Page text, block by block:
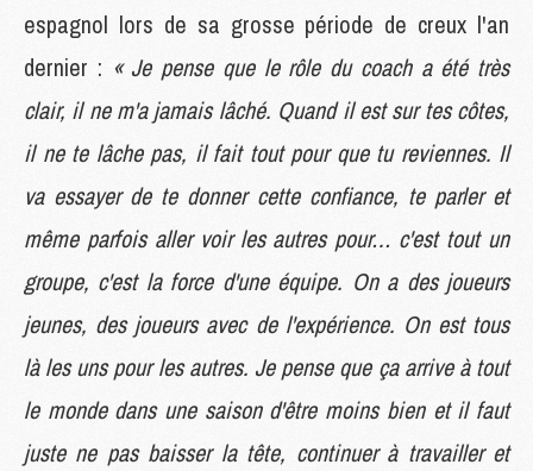
espagnol lors de sa grosse période de creux l'an
dernier : « Je pense que le rôle du coach a été très
clair, il ne m'a jamais lâché. Quand il est sur tes côtes,
il ne te lâche pas, il fait tout pour que tu reviennes. Il
va essayer de te donner cette confiance, te parler et
même parfois aller voir les autres pour… c'est tout un
groupe, c'est la force d'une équipe. On a des joueurs
jeunes, des joueurs avec de l'expérience. On est tous
là les uns pour les autres. Je pense que ça arrive à tout
le monde dans une saison d'être moins bien et il faut
juste ne pas baisser la tête, continuer à travailler et